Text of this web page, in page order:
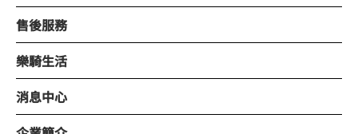
售後服務
樂騎生活
消息中心